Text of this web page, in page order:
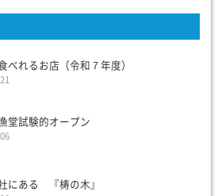
べれるお店（令和７年度）
堂試験的オープン
にある 『梼の木』